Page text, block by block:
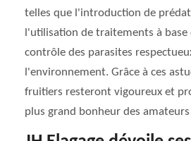
telles que l'introduction de
l'utilisation de traitements à
contrôle des parasites
l'environnement. Grâce à ces
fruitiers resteront vigoureux et
plus grand bonheur des